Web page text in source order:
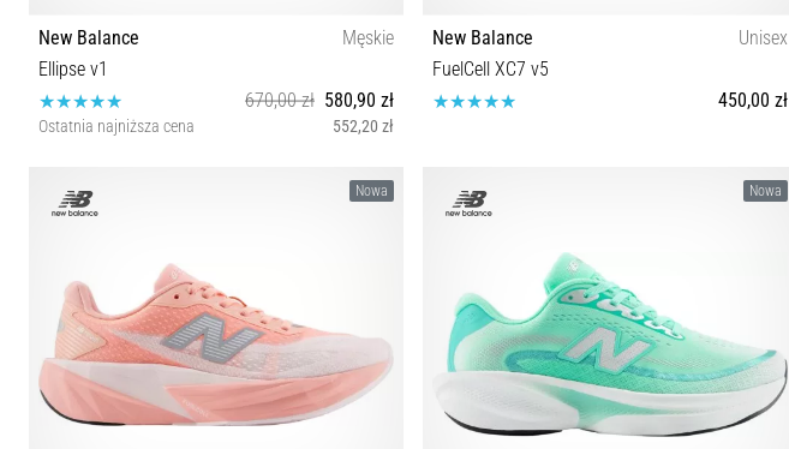
New Balance
Męskie
Ellipse v1
670,00 zł 580,90 zł
Ostatnia najniższa cena 552,20 zł
41½ 42 42½ 43 44 44½ 45 45½ 46½ 47 47½
New Balance
Unisex
FuelCell XC7 v5
450,00 zł
37½ 38 38½ 39½ 40 40½ 41½ 42 42½ 44 44½ 45 46½
Nowa Nowa